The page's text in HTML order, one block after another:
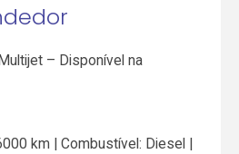
– Disponível na
km | Combustível: Diesel |